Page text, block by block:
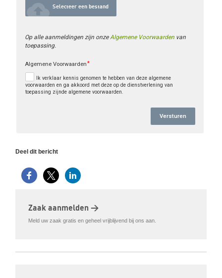
cloud_upload Selecteer een bestand
Op alle aanmeldingen zijn onze Algemene Voorwaarden van
toepassing.
Algemene Voorwaarden
Ik verklaar kennis genomen te hebben van deze algemene
voorwaarden en ga akkoord met deze op de dienstverlening van
toepassing zijnde algemene voorwaarden.
Versturen
Deel dit bericht
Zaak aanmelden >
Meld uw zaak gratis en geheel vrijblijvend bij ons aan.